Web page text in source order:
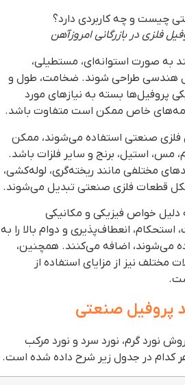
فلزی در بازرگانی امروزآهن
به صورت استوانه‌ای، مستطیلی،
هندسی طراحی شوند. ضخامت، طول و
پروفیل‌ها بسته به نیازهای مورد
خاص ممکن است متفاوت باشد.
فلزی صنعتی استفاده می‌شوند، ممکن
مس، استیل، برنج و سایر فلزات باشد.
مختلفی مانند ریخته‌گری، لوله‌کشی،
قطعات فلزی صنعتی تبدیل می‌شوند.
خواص فیزیکی و مکانیکی
انعطاف‌پذیری و دوام بالا را به
می‌شوند، اضافه می‌کنند. همچنین،
مختلف نیز از مزایای استفاده از
پروفیل صنعتی
نورد گرم، نورد سرد و نورد مرکب
کدام در جدول زیر شرح داده شده است.